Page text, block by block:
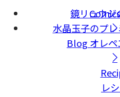
鏡リュウジ
水晶玉子のプ
Comics
Blog オレ
レ